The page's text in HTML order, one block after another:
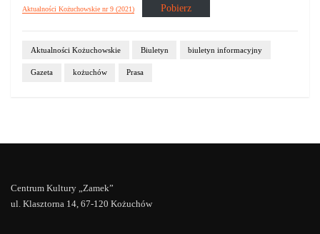
Aktualności Kożuchowskie nr 9 (2021) Pobierz
Aktualności Kożuchowskie Biuletyn biuletyn informacyjny
Gazeta kożuchów Prasa
Centrum Kultury „Zamek”
ul. Klasztorna 14, 67-120 Kożuchów